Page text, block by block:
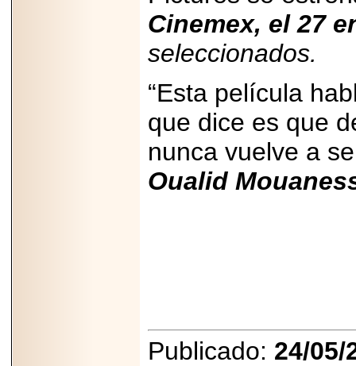
Cinemex, el 27
seleccionados.
“Esta película
que dice es que
nunca vuelve a
Oualid
Publicado: 24/05/